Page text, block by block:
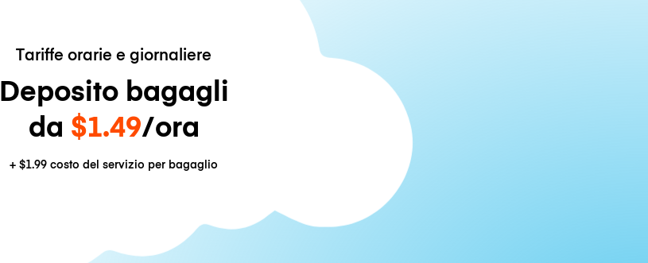
Tariffe orarie e giornaliere
Deposito bagagli
da $1.49/ora
+ $1.99 costo del servizio per bagaglio